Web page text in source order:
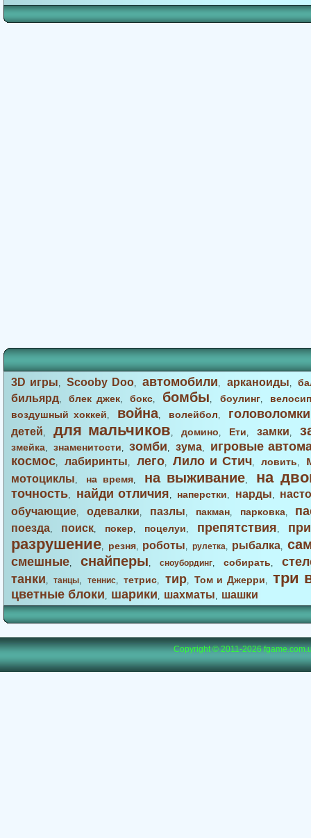
3D игры,Scooby Doo,автомобили, арканоиды,
бильярд,блек джек,бокс, бомбы, боулинг,
воздушный хоккей, война, волейбол, головоломки
детей, для мальчиков, домино, Ети, замки,
змейка, знаменитости,зомби, зума,
игровые
космос, лабиринты, лего,Лило и Стич,ловить,
мотоциклы, на время, на выживание, на
точность, найди отличия, наперстки, нарды,
обучающие, одевалки, пазлы, пакман, парковка,
поезда, поиск, покер, поцелуи, препятствия,
разрушение, резня, роботы, рулетка, рыбалка,
смешные, снайперы, сноубординг, собирать,
танки,танцы, теннис,тетрис, тир,Том и Джерри, три
цветные блоки, шарики, шахматы, шашки
Copyright © 2011-2026